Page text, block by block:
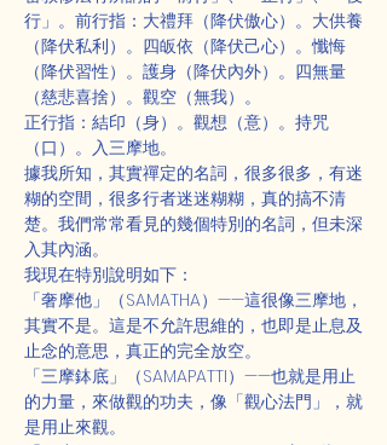
行」。前行指：大禮拜（降伏傲心）。大供養
（降伏私利）。四皈依（降伏己心）。懺悔
（降伏習性）。護身（降伏內外）。四無量
（慈悲喜捨）。觀空（無我）。
正行指：結印（身）。觀想（意）。持咒
（口）。入三摩地。
據我所知，其實禪定的名詞，很多很多，有迷
糊的空間，很多行者迷迷糊糊，真的搞不清
楚。我們常常看見的幾個特別的名詞，但未深
入其內涵。
我現在特別說明如下：
「奢摩他」（SAMATHA）——這很像三摩地，
其實不是。這是不允許思維的，也即是止息及
止念的意思，真正的完全放空。
「三摩鉢底」（SAMAPATTI）——也就是用止
的力量，來做觀的功夫，像「觀心法門」，就
是用止來觀。